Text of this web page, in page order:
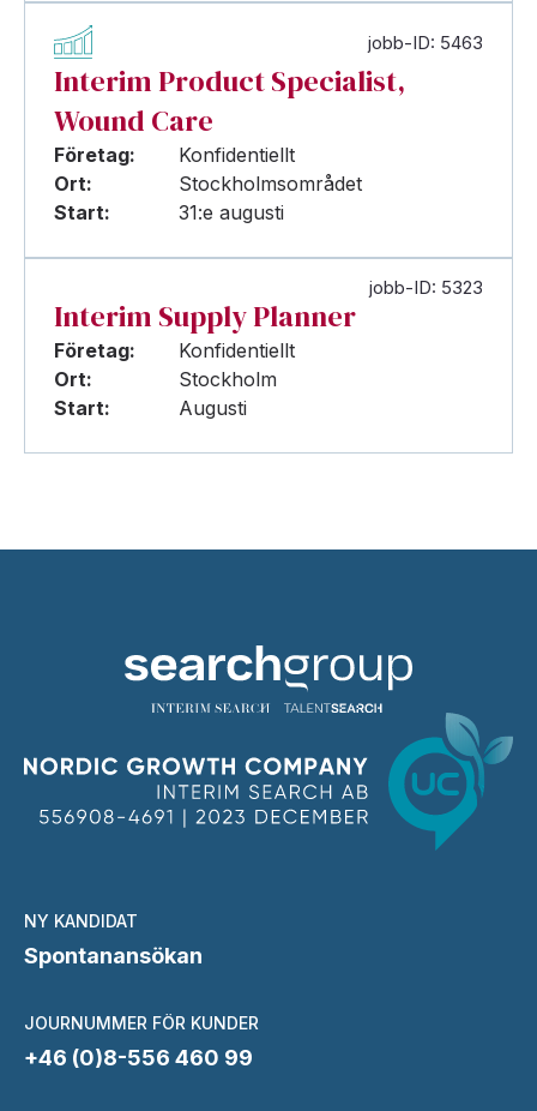
jobb-ID: 5463
Interim Product Specialist,
Wound Care
Företag:
Konfidentiellt
Ort:
Stockholmsområdet
Start:
31:e augusti
jobb-ID: 5323
Interim Supply Planner
Företag:
Konfidentiellt
Ort:
Stockholm
Start:
Augusti
NY KANDIDAT
Spontanansökan
JOURNUMMER FÖR KUNDER
+46 (0)8-556 460 99